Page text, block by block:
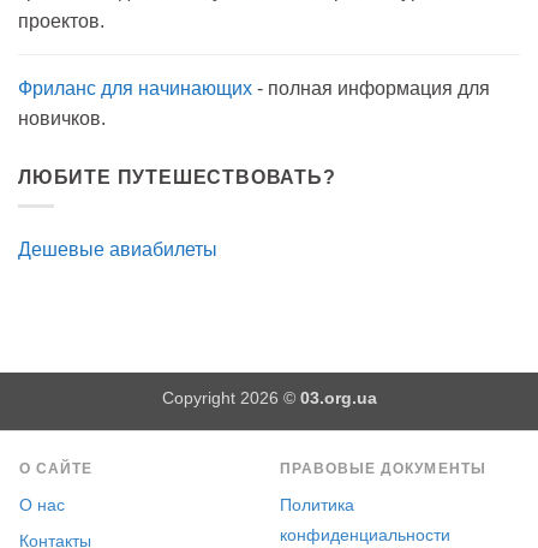
антисептик.
проектов.
Фриланс для начинающих - полная информация для
новичков.
ЛЮБИТЕ ПУТЕШЕСТВОВАТЬ?
Дешевые авиабилеты
Copyright 2026 © 03.org.ua
О САЙТЕ
О нас
Контакты
ПРАВОВЫЕ ДОКУМЕНТЫ
Политика
конфиденциальности